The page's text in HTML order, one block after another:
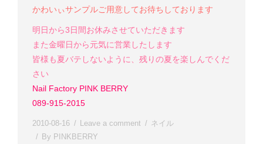
かわいぃサンプルご用意してお待ちしております
明日から3日間お休みさせていただきます
また金曜日から元気に営業したします
皆様も夏バテしないように、残りの夏を楽しんでくだ
さい
Nail Factory PINK BERRY
089-915-2015
2010-08-16 Leave a comment
ネイル
By PINKBERRY